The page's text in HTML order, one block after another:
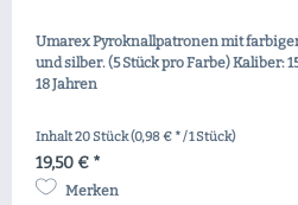
Umarex Pyroknallpatronen mit
und silber. (5 Stück pro Farbe) Kaliber:
18 Jahren
Inhalt20 Stück(0,98 € * / 1 Stück)
19,50 € *
Merken